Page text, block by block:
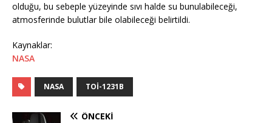
olduğu, bu sebeple yüzeyinde sıvı halde su bunulabileceği,
atmosferinde bulutlar bile olabileceği belirtildi.
Kaynaklar:
NASA
NASA TOI-1231B
ÖNCEKI